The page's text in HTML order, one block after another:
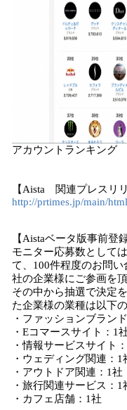
アカウントランキング
【Aista 関連プレスリリ
http://prtimes.jp/main/
【Aistaベータ版事前登
モニター応募数として
て、100件程度のお問
社の企業様にご参画を
その中から抽選で決定
た企業様の業種は以下の
・ファッションブラン
・Eコマースサイト：1
・情報サービスサイト
・ウェディング関連：1
・アウトドア関連：1社
・旅行関連サービス：1
・カフェ店舗：1社